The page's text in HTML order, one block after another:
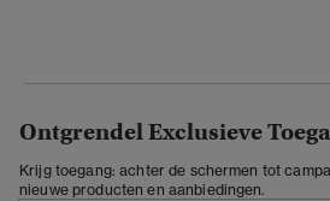
Ontgrendel Exclusieve
Krijg toegang: achter de schermen tot
nieuwe producten en aanbiedingen.